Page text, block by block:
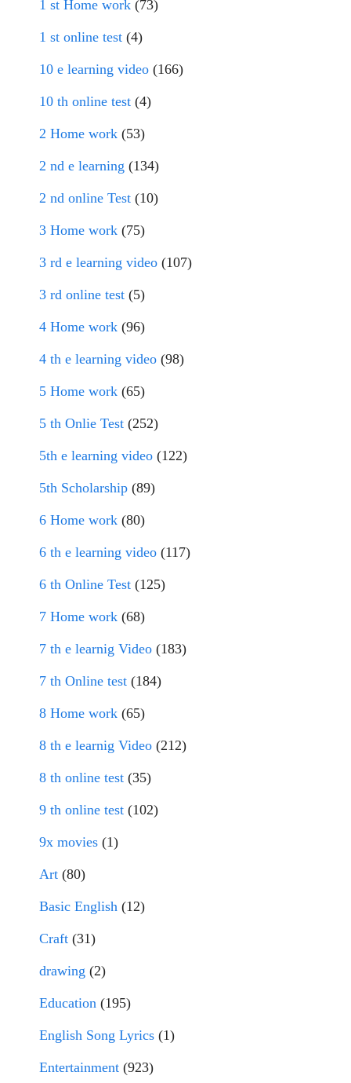
1 st Home work (73)
1 st online test (4)
10 e learning video (166)
10 th online test (4)
2 Home work (53)
2 nd e learning (134)
2 nd online Test (10)
3 Home work (75)
3 rd e learning video (107)
3 rd online test (5)
4 Home work (96)
4 th e learning video (98)
5 Home work (65)
5 th Onlie Test (252)
5th e learning video (122)
5th Scholarship (89)
6 Home work (80)
6 th e learning video (117)
6 th Online Test (125)
7 Home work (68)
7 th e learnig Video (183)
7 th Online test (184)
8 Home work (65)
8 th e learnig Video (212)
8 th online test (35)
9 th online test (102)
9x movies (1)
Art (80)
Basic English (12)
Craft (31)
drawing (2)
Education (195)
English Song Lyrics (1)
Entertainment (923)